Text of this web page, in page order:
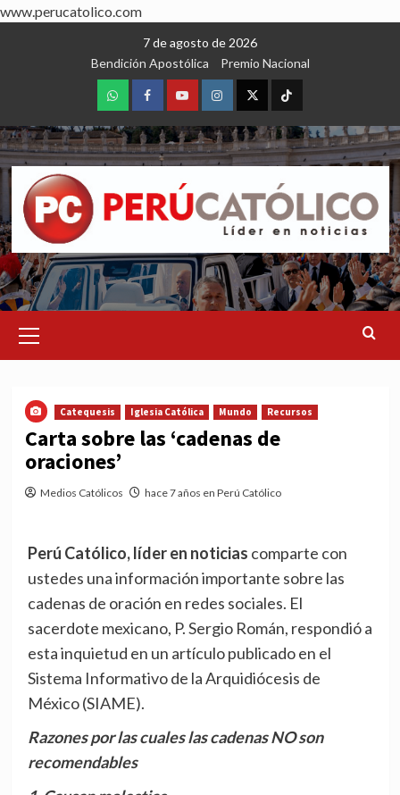
www.perucatolico.com
7 de agosto de 2026
Bendición Apostólica
Premio Nacional
WhatsAppFacebookYoutubeInstagram
X TikTok
Menu
Catequesis Iglesia Católica Mundo Recursos
Carta sobre las ‘cadenas de
oraciones’
Medios Católicos hace 7 años en Perú Católico
Perú Católico, líder en noticias comparte con
ustedes una información importante sobre las
cadenas de oración en redes sociales. El
sacerdote mexicano, P. Sergio Román, respondió a
esta inquietud en un artículo publicado en el
Sistema Informativo de la Arquidiócesis de
México (SIAME).
Razones por las cuales las cadenas NO son
recomendables